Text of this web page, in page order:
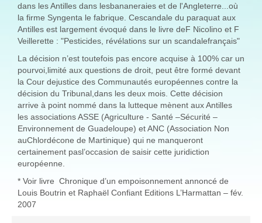
dans les Antilles dans lesbananeraies et de l'Angleterre...où
la firme Syngenta le fabrique. Cescandale du paraquat aux
Antilles est largement évoqué dans le livre deF Nicolino et F
Veillerette : "Pesticides, révélations sur un scandalefrançais"
La décision n’est toutefois pas encore acquise à 100% car un
pourvoi,limité aux questions de droit, peut être formé devant
la Cour dejustice des Communautés européennes contre la
décision du Tribunal,dans les deux mois. Cette décision
arrive à point nommé dans la lutteque mènent aux Antilles
les associations ASSE (Agriculture - Santé –Sécurité –
Environnement de Guadeloupe) et ANC (Association Non
auChlordécone de Martinique) qui ne manqueront
certainement pasl’occasion de saisir cette juridiction
européenne.
* Voir livre Chronique d’un empoisonnement annoncé de
Louis Boutrin et Raphaël Confiant Editions L’Harmattan – fév.
2007